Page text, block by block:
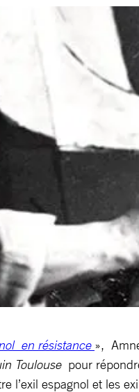
en résistance »,
Toulousepour
l’exil espagnol et les